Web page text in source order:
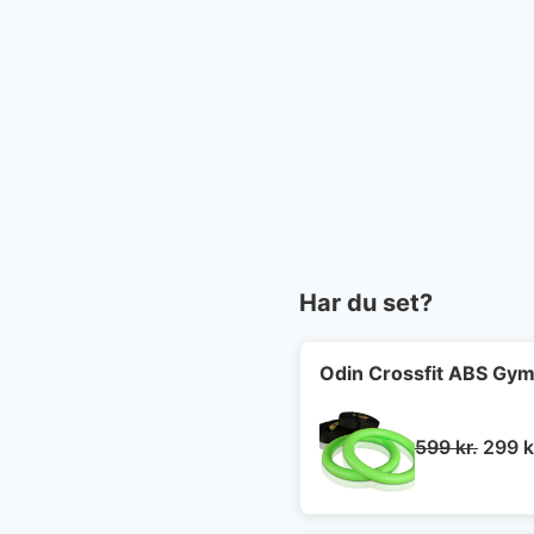
Har du set?
Odin Crossfit ABS
599kr. Den
299